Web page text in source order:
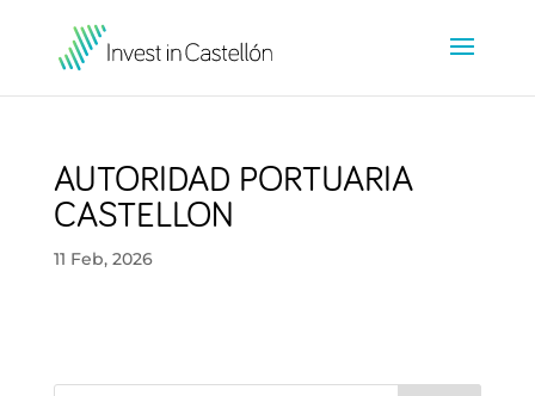
AUTORIDAD PORTUARIA
CASTELLON
11 Feb, 2026